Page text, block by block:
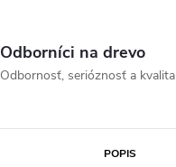
Odborníci na drevo
Odbornosť, serióznosť a kvalita
POPIS